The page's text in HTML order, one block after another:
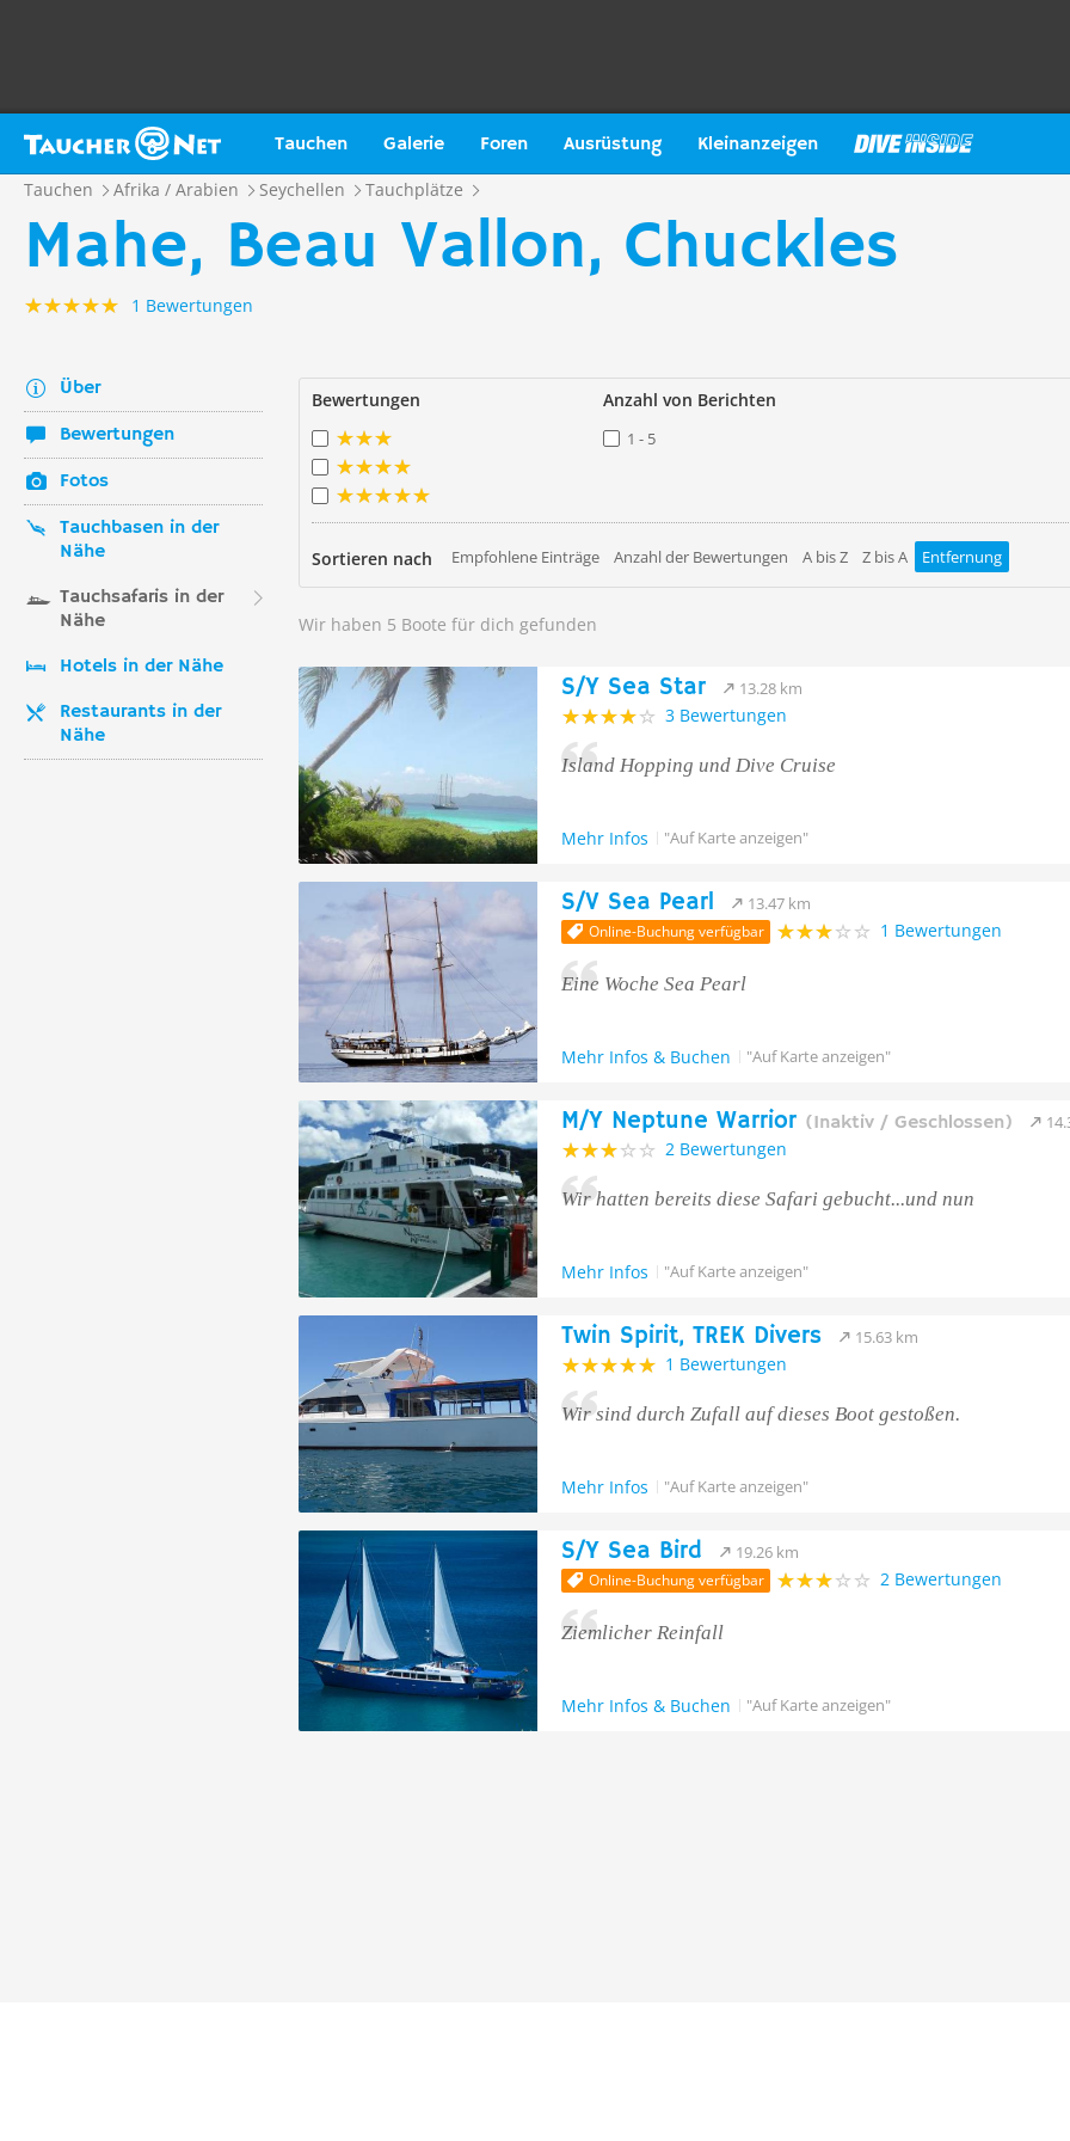
Tauchen Galerie Foren Ausrüstung Kleinanzeigen
Tauchen Afrika / Arabien Seychellen Tauchplätze
Mahe, Beau Vallon, Chuckles
1 Bewertungen
Über
Bewertungen
Fotos
Tauchbasen in der
Nähe
Tauchsafaris in der
Nähe
Hotels in der Nähe
Restaurants in der
Nähe
Bewertungen Anzahl von Berichten
1 - 5
Sortieren nach Empfohlene Einträge Anzahl der Bewertungen A bis Z Z bis A Entfernung
Wir haben 5 Boote für dich gefunden
S/Y Sea Star 13.28 km
3 Bewertungen
Island Hopping und Dive Cruise
Mehr Infos "Auf Karte anzeigen"
S/V Sea Pearl 13.47 km
Online-Buchung verfügbar 1 Bewertungen
Eine Woche Sea Pearl
Mehr Infos & Buchen "Auf Karte anzeigen"
M/Y Neptune Warrior (Inaktiv / Geschlossen)
2 Bewertungen
Wir hatten bereits diese Safari gebucht...und nun
Mehr Infos "Auf Karte anzeigen"
Twin Spirit, TREK Divers 15.63 km
1 Bewertungen
Wir sind durch Zufall auf dieses Boot gestoßen.
Mehr Infos "Auf Karte anzeigen"
S/Y Sea Bird 19.26 km
Online-Buchung verfügbar 2 Bewertungen
Ziemlicher Reinfall
Mehr Infos & Buchen "Auf Karte anzeigen"